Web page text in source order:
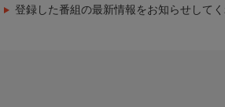
登録した番組の最新情報をお知らせしてく